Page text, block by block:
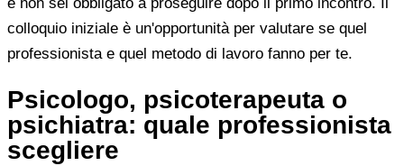
colloquio iniziale è un'opportunità per valutare se quel
professionista e quel metodo di lavoro fanno per te.
Psicologo, psicoterapeuta o
psichiatra: quale professionista
scegliere